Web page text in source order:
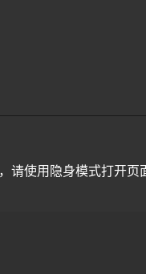
请使用隐身模式打开页